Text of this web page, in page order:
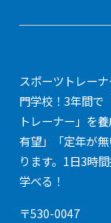
スポーツトレー
門学校！3年間で
トレーナー」を
有望」「定年が
ります。1日3時
学べる！
〒530-0047